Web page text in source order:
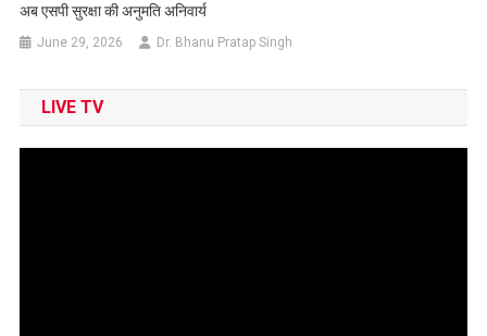
अब एसपी सुरक्षा की अनुमति अनिवार्य
June 29, 2026 Dr. Bhanu Pratap Singh
LIVE TV